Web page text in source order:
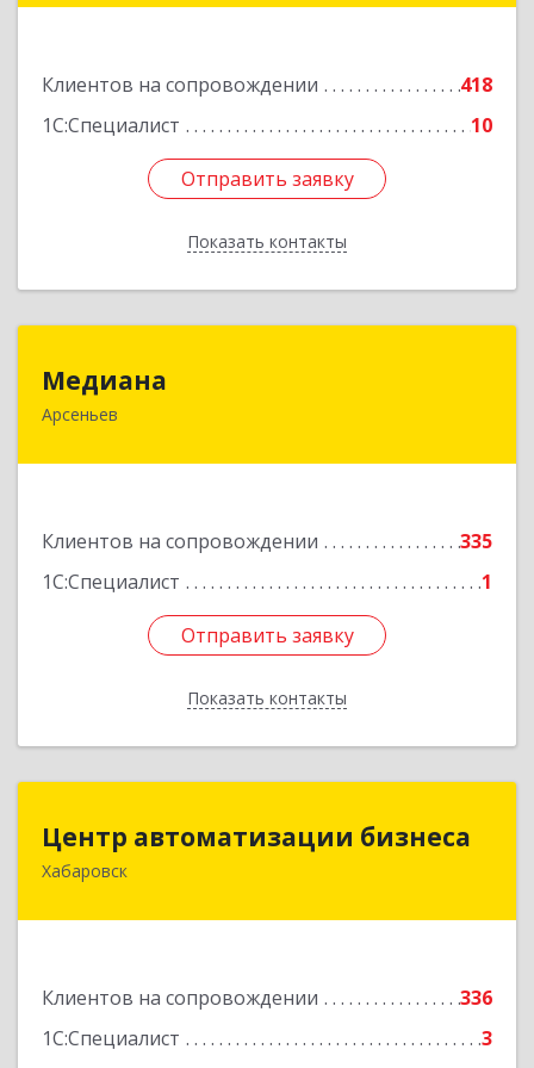
Клиентов на сопровождении
418
1С:Специалист
10
Отправить заявку
Показать контакты
Отправить заявку
Назад
Медиана
Арсеньев
Клиентов на сопровождении
335
1С:Специалист
1
Отправить заявку
Показать контакты
Отправить заявку
Назад
Центр автоматизации бизнеса
Хабаровск
Клиентов на сопровождении
336
1С:Специалист
3
Центр автоматизации бизнеса
680030, Хабаровский край, Хабаровск г, Ленина